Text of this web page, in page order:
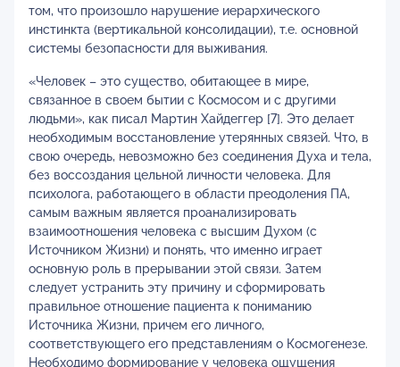
том, что произошло нарушение иерархического
инстинкта (вертикальной консолидации), т.е. основной
системы безопасности для выживания.
«Человек – это существо, обитающее в мире,
связанное в своем бытии с Космосом и с другими
людьми», как писал Мартин Хайдеггер [7]. Это делает
необходимым восстановление утерянных связей. Что, в
свою очередь, невозможно без соединения Духа и тела,
без воссоздания цельной личности человека. Для
психолога, работающего в области преодоления ПА,
самым важным является проанализировать
взаимоотношения человека с высшим Духом (с
Источником Жизни) и понять, что именно играет
основную роль в прерывании этой связи. Затем
следует устранить эту причину и сформировать
правильное отношение пациента к пониманию
Источника Жизни, причем его личного,
соответствующего его представлениям о Космогенезе.
Необходимо формирование у человека ощущения